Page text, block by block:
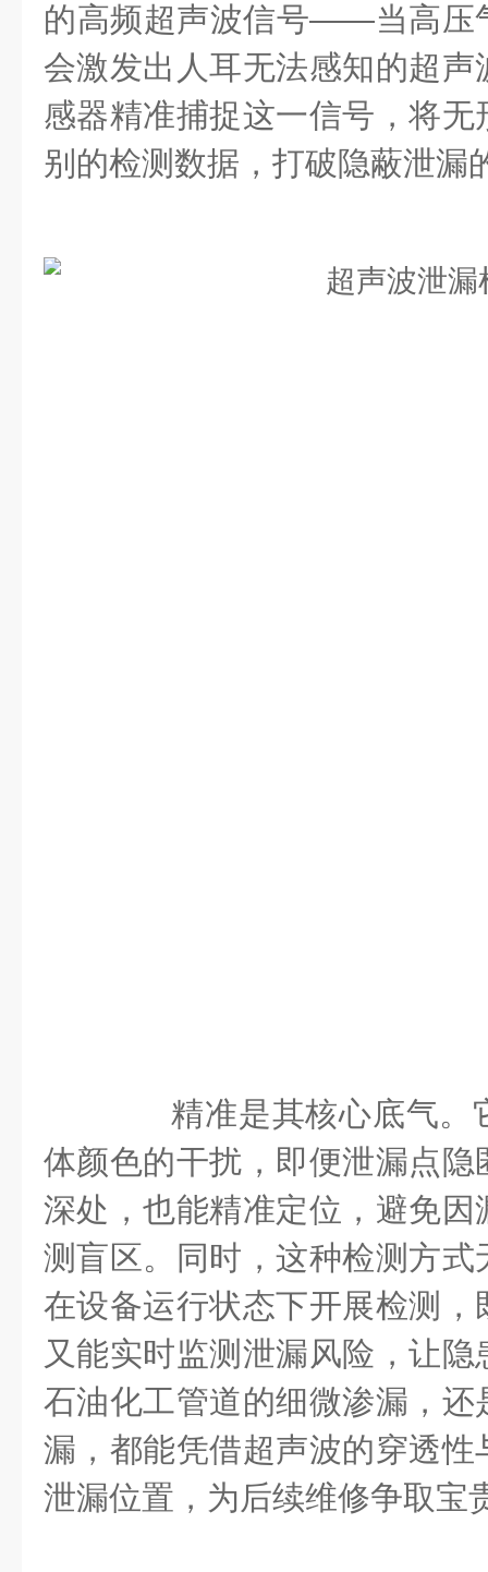
的高频超声波信号——当高压
会激发出人耳无法感知的超
感器精准捕捉这一信号，将
别的检测数据，打破隐蔽泄漏
精准是其核心底气。
体颜色的干扰，即便泄漏点
深处，也能精准定位，避免
测盲区。同时，这种检测方
在设备运行状态下开展检测
又能实时监测泄漏风险，让
石油化工管道的细微渗漏，
漏，都能凭借超声波的穿透
泄漏位置，为后续维修争取宝